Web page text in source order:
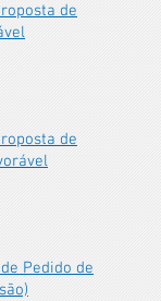
de
de
Pedido de